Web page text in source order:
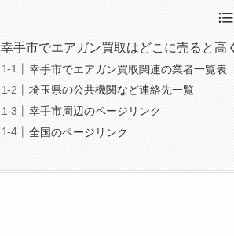
幸手市でエアガン買取はどこに売ると高
幸手市でエアガン買取関連の業者一覧表
埼玉県の公共機関など連絡先一覧
幸手市周辺のページリンク
全国のページリンク